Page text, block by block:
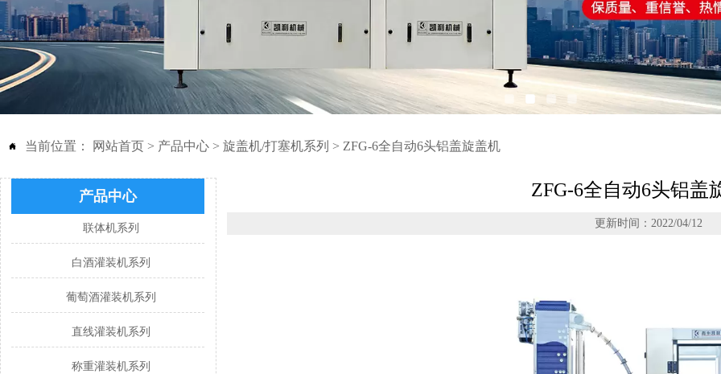
 当前位置： 网站首页 > 产品中心 > 旋盖机/打塞机系列 > ZFG-6全自动6头铝盖旋盖机
产品中心
联体机系列
白酒灌装机系列
葡萄酒灌装机系列
直线灌装机系列
称重灌装机系列
ZFG-6全自动6头铝盖
更新时间：2022/04/12